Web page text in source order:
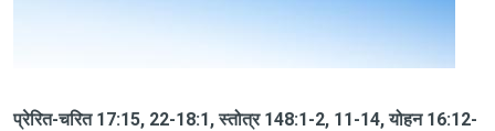
प्रेरित-चरित 17:15, 22-18:1, स्तोत्र 148:1-2, 11-14, योहन 16:12-